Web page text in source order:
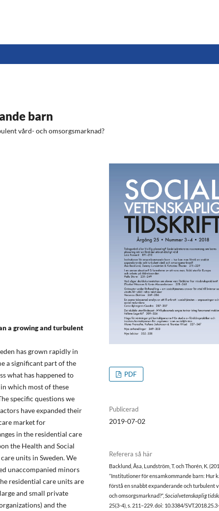
barn
vård- och omsorgsmarknad?
a growing and turbulent
has grown rapidly in
a significant part of the
what has happened to
which most of these
specific questions we
have expanded their
market for
in the residential care
the Health and Social
units in Sweden. We
unaccompanied minors
residential care units are
and small private
and the
PDF
Publicerad
2019-07-02
Referera så här
Backlund, Åsa, Lundström, T. och Thorén, K.
”Institutioner för ensamkommande barn: Hur
förstå en snabbt expanderande och turbulent
och omsorgsmarknad?”,Socialvetenskaplig
25(3-4), s. 211–229. doi: 10.3384/